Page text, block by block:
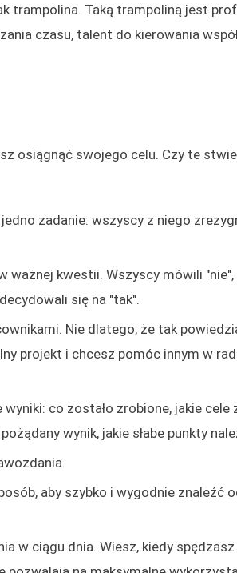
trampolina. Taką trampoliną jest
czasu, talent do kierowania
osiągnąć swojego celu. Czy te
zadanie: wszyscy z niego
ważnej kwestii. Wszyscy mówili "nie",
się na "tak".
Nie dlatego, że tak
projekt i chcesz pomóc innym w
co zostało zrobione, jakie cele
wynik, jakie słabe punkty
aby szybko i wygodnie znaleźć
w ciągu dnia. Wiesz, kiedy